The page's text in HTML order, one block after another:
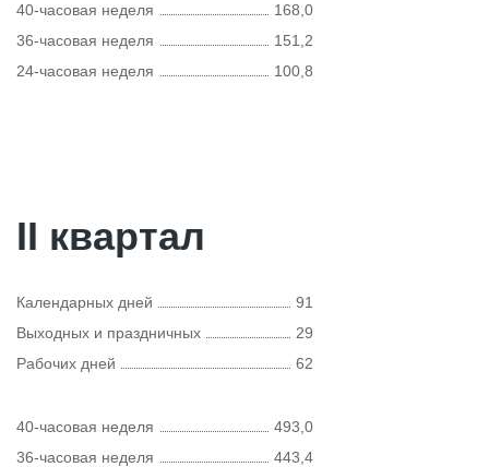
40-часовая неделя
168,0
36-часовая неделя
151,2
24-часовая неделя
100,8
II квартал
Календарных дней
91
Выходных и праздничных
29
Рабочих дней
62
40-часовая неделя
493,0
36-часовая неделя
443,4